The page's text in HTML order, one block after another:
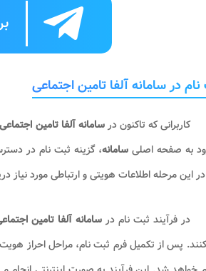
در سامانه آلفا تامین اجتماعی
کاربرانی که تاکنون درسامانه آلفا تامین اجتماعی
به صفحه اصلیسامانه، گزینه ثبت نام در
این مرحله اطلاعات هویتی و ارتباطی مورد
در فرآیند ثبت نام درسامانه آلفا تامین
کنند. پس از تکمیل فرم ثبت نام، مراحل احراز